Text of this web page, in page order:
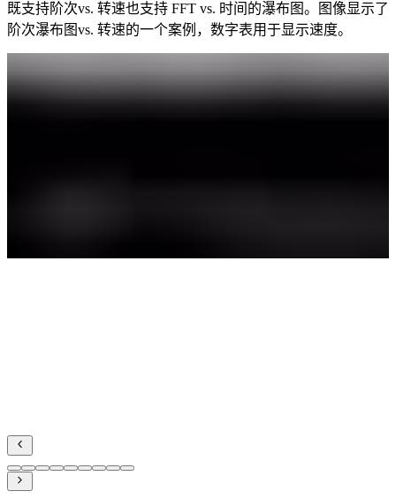
既支持阶次vs. 转速也支持 FFT vs. 时间的瀑布图。图像显示了
阶次瀑布图vs. 转速的一个案例，数字表用于显示速度。